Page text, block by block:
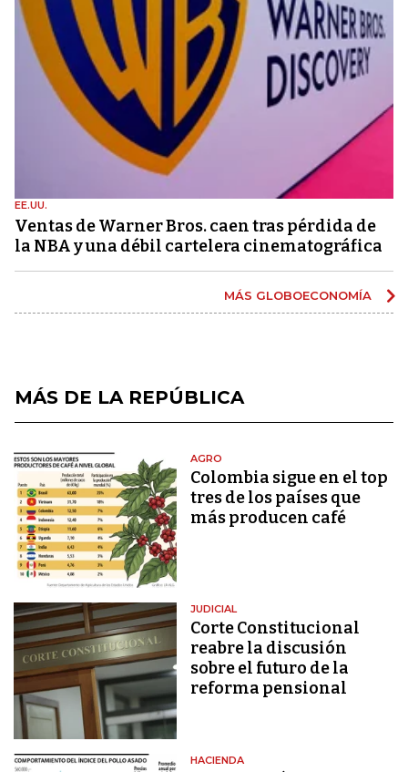
EE.UU.
Ventas de Warner Bros. caen tras pérdida de
la NBA y una débil cartelera cinematográfica
MÁS GLOBOECONOMÍA
MÁS DE LA REPÚBLICA
AGRO
Colombia sigue en el top
tres de los países que
más producen café
JUDICIAL
Corte Constitucional
reabre la discusión
sobre el futuro de la
reforma pensional
HACIENDA